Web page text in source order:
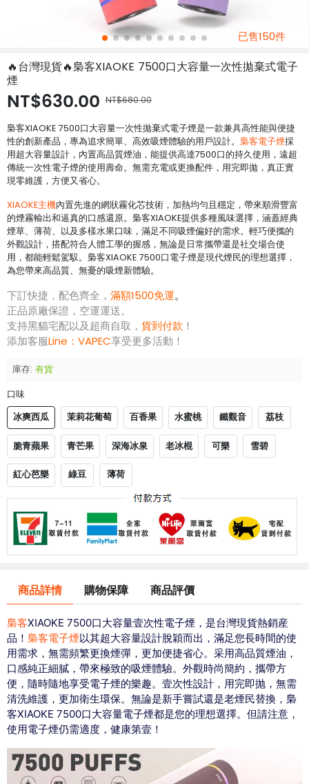
已售150件
🔥台灣現貨🔥梟客XIAOKE 7500口大容量一次性拋棄式電子
煙
NT$630.00 NT$680.00
梟客XIAOKE 7500口大容量一次性拋棄式電子煙是一款兼具高性能與便捷
性的創新產品，專為追求簡單、高效吸煙體驗的用戶設計。 梟客電子煙採
用超大容量設計，內置高品質煙油，能提供高達7500口的持久使用，遠超
傳統一次性電子煙的使用壽命。無需充電或更換配件，用完即拋，真正實
現零維護，方便又省心。
XIAOKE主機內置先進的網狀霧化芯技術，加熱均勻且穩定，帶來順滑豐富
的煙霧輸出和逼真的口感還原。梟客XIAOKE提供多種風味選擇，涵蓋經典
煙草、薄荷、以及多樣水果口味，滿足不同吸煙偏好的需求。輕巧便攜的
外觀設計，搭配符合人體工學的握感，無論是日常攜帶還是社交場合使
用，都能輕鬆駕馭。梟客XIAOKE 7500口電子煙是現代煙民的理想選擇，
為您帶來高品質、無憂的吸煙新體驗。
下訂快捷，配色齊全， 滿額1500免運。
正品原廠保證，空運運送。
支持黑貓宅配以及超商自取， 貨到付款 ！
添加客服Line： VAPEC享受更多活動！
庫存: 有貨
口味
冰爽西瓜 茉莉花葡萄 百香果 水蜜桃 鐵觀音
荔枝
脆青蘋果
青芒果 深海冰泉 老冰棍 可樂
雪碧
紅心芭樂
綠豆 薄荷
商品詳情 購物保障 商品評價
梟客XIAOKE 7500口大容量壹次性電子煙，是台灣現貨熱銷産
品！ 梟客電子煙以其超大容量設計脫穎而出，滿足您長時間的使
用需求，無需頻繁更換煙彈，更加便捷省心。采用高品質煙油，
口感純正細膩，帶來極致的吸煙體驗。外觀時尚簡約，攜帶方
便，隨時隨地享受電子煙的樂趣。壹次性設計，用完即抛，無需
清洗維護，更加衛生環保。無論是新手嘗試還是老煙民替換，梟
客XIAOKE 7500口大容量電子煙都是您的理想選擇。但請注意，
使用電子煙仍需適度，健康第壹！